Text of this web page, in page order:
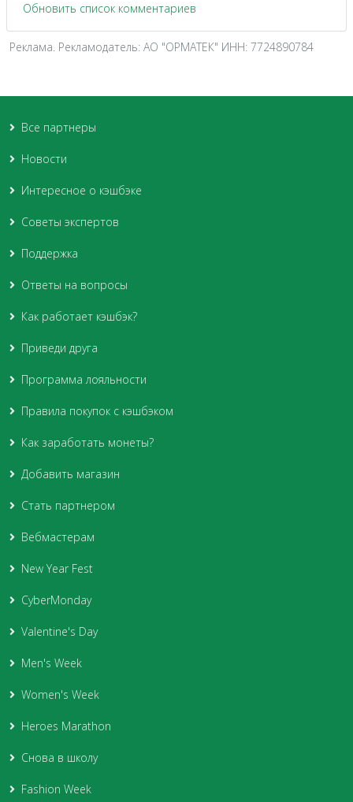
Обновить список комментариев
Реклама. Рекламодатель: АО "ОРМАТЕК" ИНН: 7724890784
Все партнеры
Новости
Интересное о кэшбэке
Советы экспертов
Поддержка
Ответы на вопросы
Как работает кэшбэк?
Приведи друга
Программа лояльности
Правила покупок с кэшбэком
Как заработать монеты?
Добавить магазин
Стать партнером
Вебмастерам
New Year Fest
CyberMonday
Valentine's Day
Men's Week
Women's Week
Heroes Marathon
Снова в школу
Fashion Week